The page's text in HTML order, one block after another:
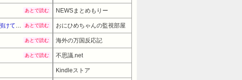
あとで読む NEWSまとめもりー
お産トラブルの後遺症で日によっては長時間寝込むので保育園に預けてるけど私が不正をして保育園に預けてると思い込んでいるママ達がうざったい あとで読む おにひめちゃんの監視部屋
あとで読む 海外の万国反応記
あとで読む 不思議.net
Kindleストア